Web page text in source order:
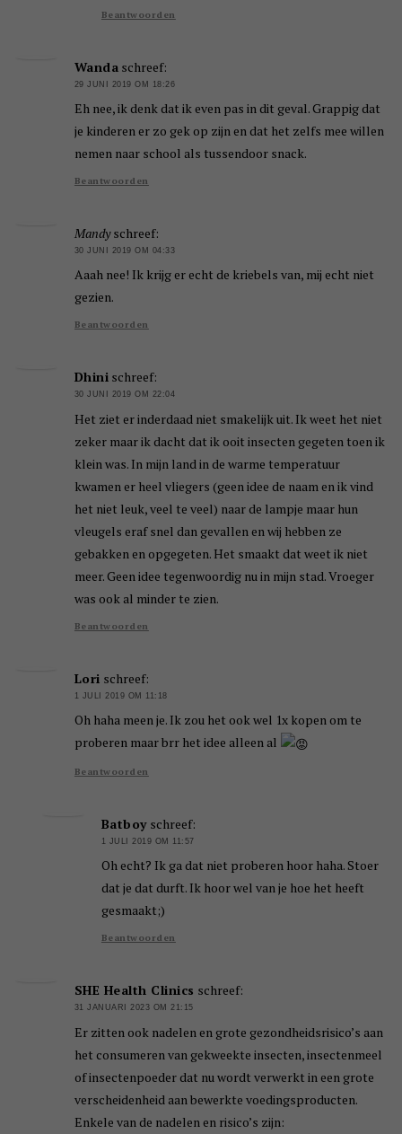
Beantwoorden
Wanda schreef:
29 JUNI 2019 OM 18:26
Eh nee, ik denk dat ik even pas in dit geval. Grappig dat
je kinderen er zo gek op zijn en dat het zelfs mee willen
nemen naar school als tussendoor snack.
Beantwoorden
Mandy schreef:
30 JUNI 2019 OM 04:33
Aaah nee! Ik krijg er echt de kriebels van, mij echt niet
gezien.
Beantwoorden
Dhini schreef:
30 JUNI 2019 OM 22:04
Het ziet er inderdaad niet smakelijk uit. Ik weet het niet
zeker maar ik dacht dat ik ooit insecten gegeten toen ik
klein was. In mijn land in de warme temperatuur
kwamen er heel vliegers (geen idee de naam en ik vind
het niet leuk, veel te veel) naar de lampje maar hun
vleugels eraf snel dan gevallen en wij hebben ze
gebakken en opgegeten. Het smaakt dat weet ik niet
meer. Geen idee tegenwoordig nu in mijn stad. Vroeger
was ook al minder te zien.
Beantwoorden
Lori schreef:
1 JULI 2019 OM 11:18
Oh haha meen je. Ik zou het ook wel 1x kopen om te
proberen maar brr het idee alleen al
Beantwoorden
Batboy schreef:
1 JULI 2019 OM 11:57
Oh echt? Ik ga dat niet proberen hoor haha. Stoer
dat je dat durft. Ik hoor wel van je hoe het heeft
gesmaakt;)
Beantwoorden
SHE Health Clinics schreef:
31 JANUARI 2023 OM 21:15
Er zitten ook nadelen en grote gezondheidsrisico’s aan
het consumeren van gekweekte insecten, insectenmeel
of insectenpoeder dat nu wordt verwerkt in een grote
verscheidenheid aan bewerkte voedingsproducten.
Enkele van de nadelen en risico’s zijn: